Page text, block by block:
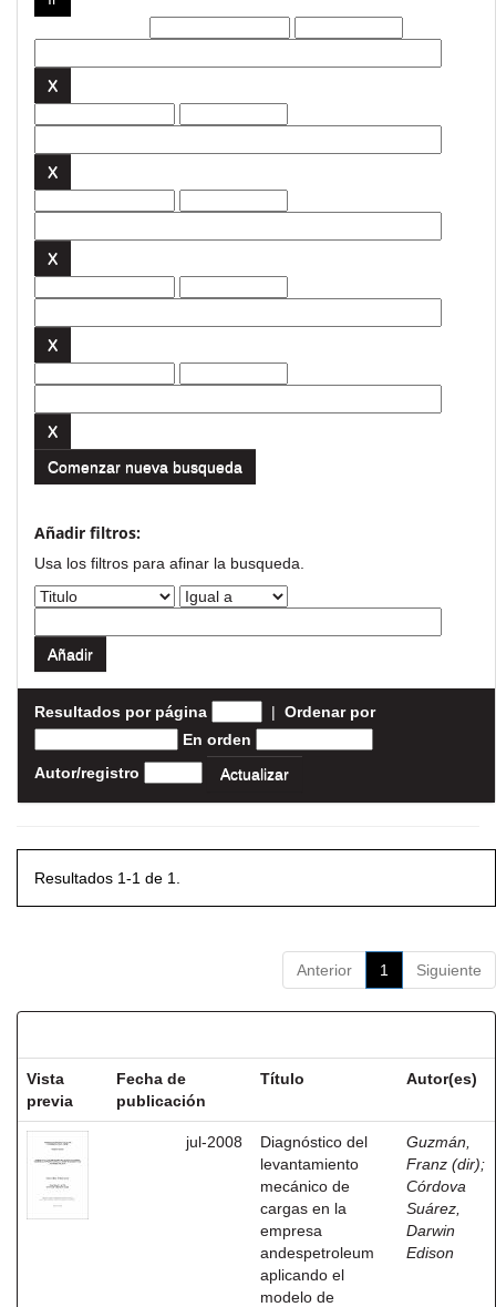
Comenzar nueva busqueda
Añadir filtros:
Usa los filtros para afinar la busqueda.
Resultados por página | Ordenar por
En orden
Autor/registro
Resultados 1-1 de 1.
Anterior 1 Siguiente
Vista
previa
Fecha de
publicación
Título Autor(es)
jul-2008
Diagnóstico del
levantamiento
mecánico de
cargas en la
empresa
andespetroleum
aplicando el
modelo de
Guzmán,
Franz (dir);
Córdova
Suárez,
Darwin
Edison